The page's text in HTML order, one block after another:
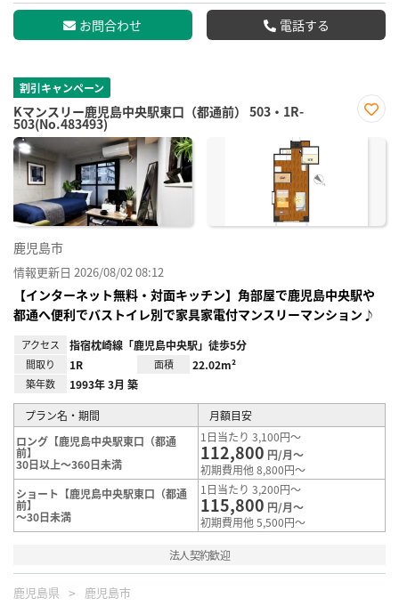
お問合わせ 電話する
割引キャンペーン
Kマンスリー鹿児島中央駅東口（都通前） 503・1R-
503(No.483493)
に入
鹿児島市
情報更新日 2026/08/02 08:12
【インターネット無料・対面キッチン】角部屋で鹿児島中央駅や
都通へ便利でバストイレ別で家具家電付マンスリーマンション♪
アクセス 指宿枕崎線「鹿児島中央駅」徒歩5分
間取り 1R 面積 22.02m²
築年数 1993年 3月 築
プラン名・期間
月額目安
ロング【鹿児島中央駅東口（都通
前】
30日以上～360日未満
1日当たり 3,100円～
112,800 円/月～
初期費用他 8,800円～
ショート【鹿児島中央駅東口（都通
前】
～30日未満
1日当たり 3,200円～
115,800 円/月～
初期費用他 5,500円～
法人契約歓迎
鹿児島県 鹿児島市